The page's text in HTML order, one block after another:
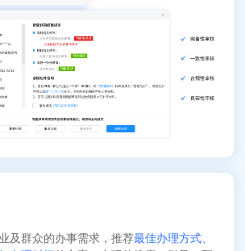
及群众的办事需求，推荐最佳办理方式、